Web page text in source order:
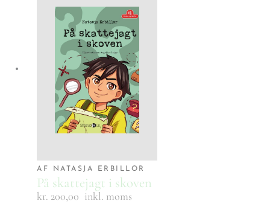
AF NATASJA ERBILLOR
På skattejagt i skoven
kr. 200,00 inkl. moms